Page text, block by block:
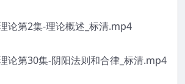
论第2集-理论概述_标清.mp4
论第30集-阴阳法则和合律_标清.mp4